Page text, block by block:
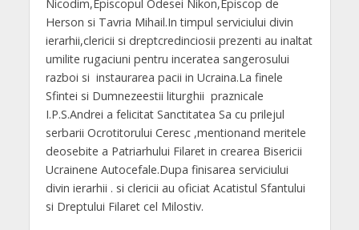
Nicodim,Episcopul Odesei Nikon,Episcop de
Herson si Tavria Mihail.In timpul serviciului divin
ierarhii,clericii si dreptcredinciosii prezenti au inaltat
umilite rugaciuni pentru inceratea sangerosului
razboi si instaurarea pacii in Ucraina.La finele
Sfintei si Dumnezeestii liturghii praznicale
I.P.S.Andrei a felicitat Sanctitatea Sa cu prilejul
serbarii Ocrotitorului Ceresc ,mentionand meritele
deosebite a Patriarhului Filaret in crearea Bisericii
Ucrainene Autocefale.Dupa finisarea serviciului
divin ierarhii . si clericii au oficiat Acatistul Sfantului
si Dreptului Filaret cel Milostiv.